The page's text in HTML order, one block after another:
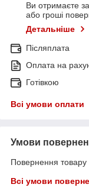
Ви отримаєте
або гроші
Детальніше
Післяплата
Оплата на
Готівкою
Всі умови оплати
Умови
Повернення товару
Всі умови